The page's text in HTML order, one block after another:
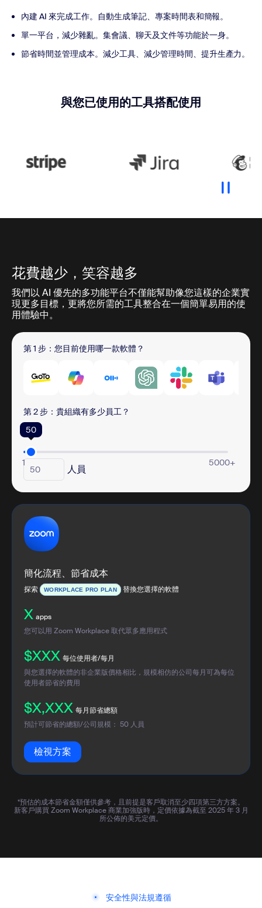
內建 AI 來完成工作。自動生成筆記、專案時間表和簡報。
單一平台，減少雜亂。集會議、聊天及文件等功能於一身。
節省時間並管理成本。減少工具、減少管理時間、提升生產力。
與您已使用的工具搭配使用
花費越少，笑容越多
我們以 AI 優先的多功能平台不僅能幫助像您這樣的企業實
現更多目標，更將您所需的工具整合在一個簡單易用的使
用體驗中。
第 1 步：您目前使用哪一款軟體？
第 2 步：貴組織有多少員工？
50
1 5000+
人員
簡化流程、節省成本
探索 WORKPLACE PRO PLAN 替換您選擇的軟體
X apps
您可以用 Zoom Workplace 取代眾多應用程式
$XXX 每位使用者/每月
與您選擇的軟體的非企業版價格相比，規模相仿的公司每月可為每位
使用者節省的費用
$X,XXX 每月節省總額
預計可節省的總額/公司規模： 50 人員
檢視方案
*預估的成本節省金額僅供參考，且前提是客戶取消至少四項第三方方案。
新客戶購買 Zoom Workplace 商業加強版時，定價依據為截至 2025 年 3 月
所公佈的美元定價。
安全性與法規遵循